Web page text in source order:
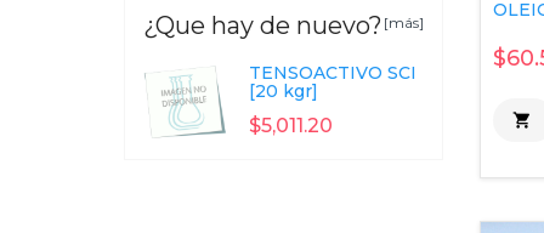

¿Que hay de nuevo? [más]
TENSOACTIVO SCI
[20 kgr]
$5,011.20